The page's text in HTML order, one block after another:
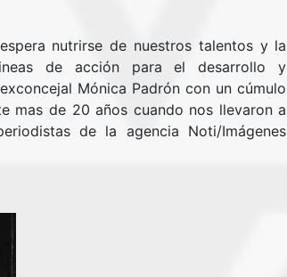
nutrirse de nuestros talentos y la
de acción para el desarrollo y
Mónica Padrón con un cúmulo
mas de 20 años cuando nos llevaron a
de la agencia Noti/Imágenes